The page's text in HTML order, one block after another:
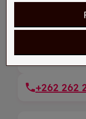
Saint
Centre
+262 262